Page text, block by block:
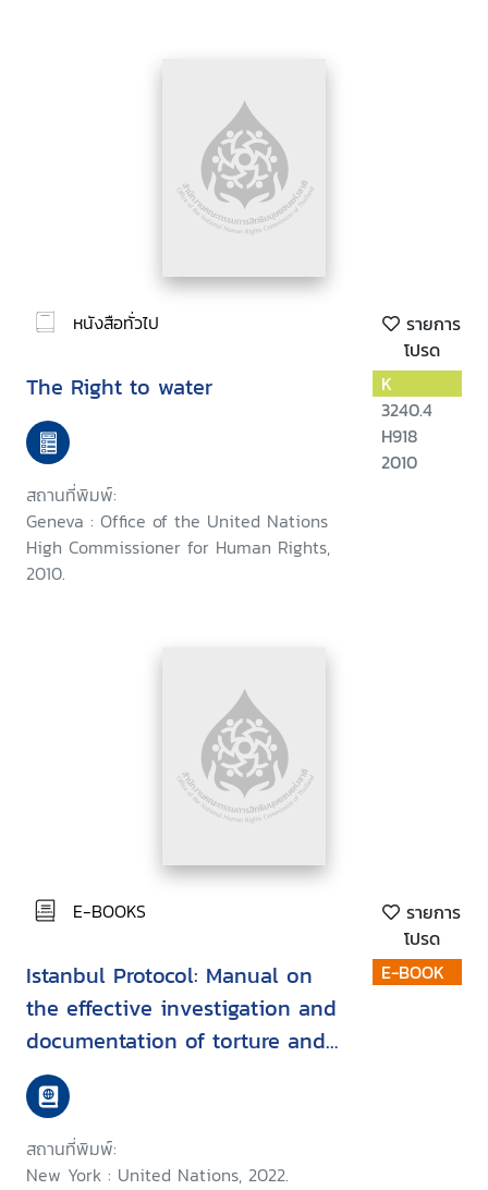
หนังสือทั่วไป
รายการ
โปรด
The Right to water
สถานที่พิมพ์:
Geneva : Office of the United Nations
High Commissioner for Human Rights,
2010.
K
3240.4
H918
2010
E-BOOKS
รายการ
โปรด
Istanbul Protocol: Manual on
the effective investigation and
documentation of torture and
other cruel, inhuman or
degrading treatment or
punishment
สถานที่พิมพ์:
New York : United Nations, 2022.
E-BOOK